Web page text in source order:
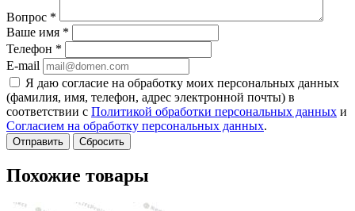
Вопрос *
Ваше имя *
Телефон *
E-mail
Я даю согласие на обработку моих персональных данных
(фамилия, имя, телефон, адрес электронной почты) в
соответствии с Политикой обработки персональных данных и
Согласием на обработку персональных данных.
Сбросить
Похожие товары